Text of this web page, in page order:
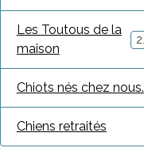
Les Toutous de la
maison
Chiots nés chez nous.
Chiens retraités